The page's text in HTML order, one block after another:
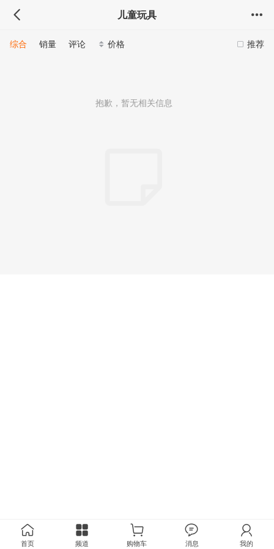
儿童玩具
推荐
综合 销量 评论 价格
抱歉，暂无相关信息
首页 频道 购物车 消息 我的